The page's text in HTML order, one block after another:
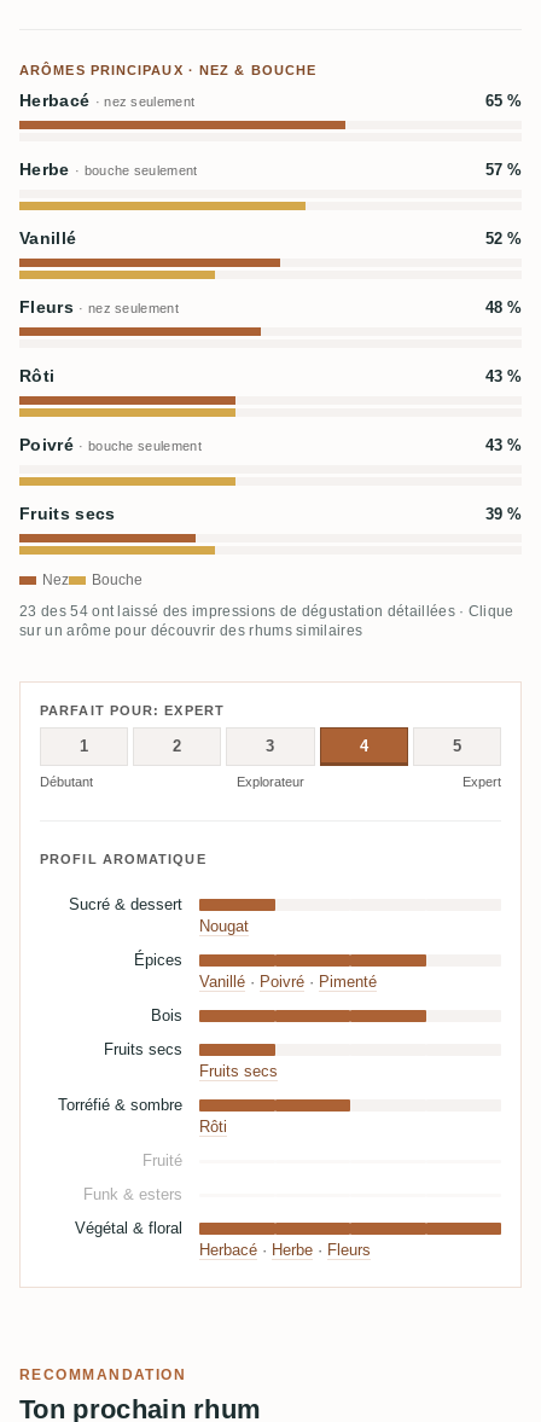
ARÔMES PRINCIPAUX · NEZ & BOUCHE
Herbacé · nez seulement 65 %
Herbe · bouche seulement 57 %
Vanillé 52 %
Fleurs · nez seulement 48 %
Rôti 43 %
Poivré · bouche seulement 43 %
Fruits secs 39 %
Nez Bouche
23 des 54 ont laissé des impressions de dégustation détaillées · Clique
sur un arôme pour découvrir des rhums similaires
PARFAIT POUR: EXPERT
1 2 3 4 5
Débutant Explorateur Expert
PROFIL AROMATIQUE
Sucré & dessert
Nougat
Épices
Vanillé · Poivré · Pimenté
Bois
Fruits secs
Fruits secs
Torréfié & sombre
Rôti
Fruité
Funk & esters
Végétal & floral
Herbacé · Herbe · Fleurs
RECOMMANDATION
Ton prochain rhum